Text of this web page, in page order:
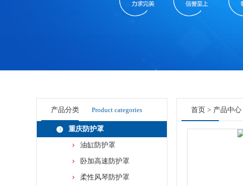
产品分类 Product categories
重庆防护罩
油缸防护罩
卧加高速防护罩
柔性风琴防护罩
首页 > 产品中心